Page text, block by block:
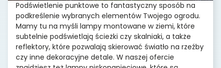
Podświetlenie punktowe to fantastyczny sposób na
podkreślenie wybranych elementów Twojego ogrodu.
Mamy tu na myśli lampy montowane w ziemi, które
subtelnie podświetlają ścieżki czy skalniaki, a także
reflektory, które pozwalają skierować światło na rzeźby
czy inne dekoracyjne detale. W naszej ofercie